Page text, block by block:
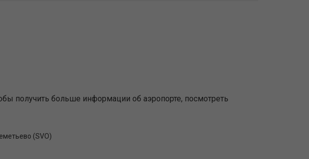
получить больше информации об аэропорте, посмотреть
(SVO)